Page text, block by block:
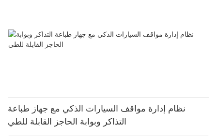
نظام إدارة مواقف السيارات الذكي مع جهاز طباعة
التذاكر وبوابة الحاجز القابلة للطي